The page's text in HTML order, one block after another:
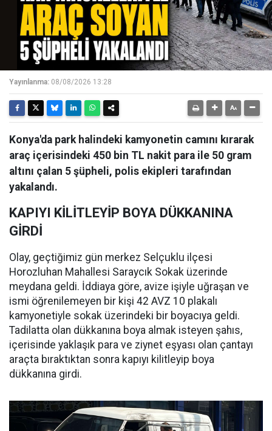
Yayınlanma: 08/08/2026 13:28
Konya'da park halindeki kamyonetin camını kırarak
araç içerisindeki 450 bin TL nakit para ile 50 gram
altını çalan 5 şüpheli, polis ekipleri tarafından
yakalandı.
KAPIYI KİLİTLEYİP BOYA DÜKKANINA
GİRDİ
Olay, geçtiğimiz gün merkez Selçuklu ilçesi
Horozluhan Mahallesi Saraycık Sokak üzerinde
meydana geldi. İddiaya göre, avize işiyle uğraşan ve
ismi öğrenilemeyen bir kişi 42 AVZ 10 plakalı
kamyonetiyle sokak üzerindeki bir boyacıya geldi.
Tadilatta olan dükkanına boya almak isteyen şahıs,
içerisinde yaklaşık para ve ziynet eşyası olan çantayı
araçta bıraktıktan sonra kapıyı kilitleyip boya
dükkanına girdi.